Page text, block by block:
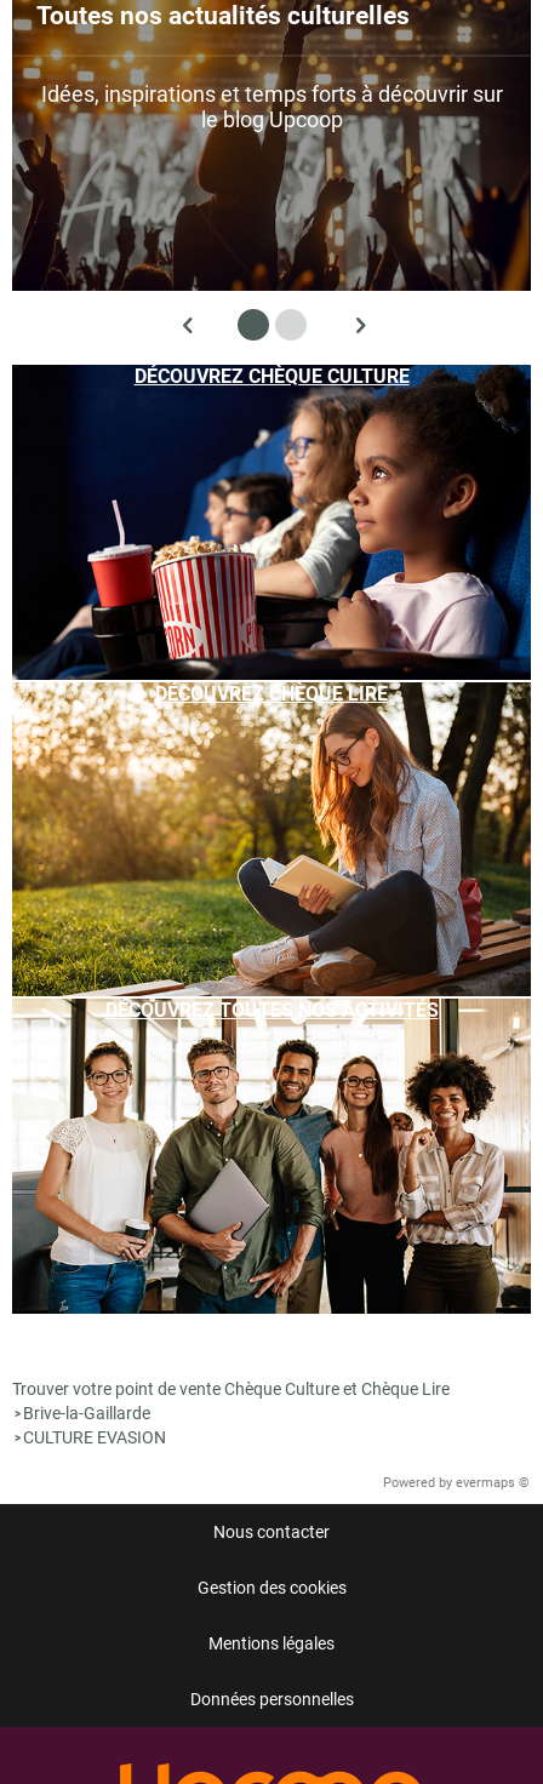
Toutes nos actualités culturelles
Idées, inspirations et temps forts à découvrir sur
le blog Upcoop
DÉCOUVREZ CHÈQUE CULTURE
DÉCOUVREZ CHÈQUE LIRE
DÉCOUVREZ TOUTES NOS ACTIVITÉS
Trouver votre point de vente Chèque Culture et Chèque Lire
> Brive-la-Gaillarde
>CULTURE EVASION
Powered by evermaps ©
Nous contacter
Gestion des cookies
Mentions légales
Données personnelles